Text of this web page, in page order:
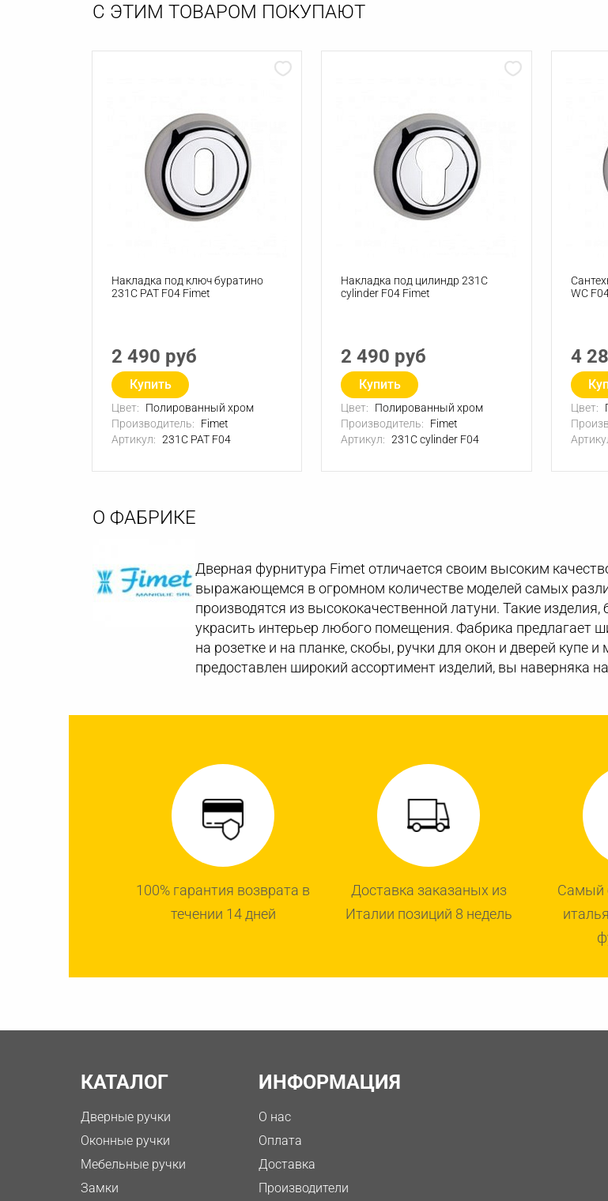
С ЭТИМ ТОВАРОМ ПОКУПАЮТ
Накладка под ключ буратино
231C PAT F04 Fimet
2 490 руб
Купить
Цвет:
Полированный хром
Производитель:
Fimet
Артикул: 231C PAT F04
Накладка под цилиндр 231C
cylinder F04 Fimet
2 490 руб
Купить
Цвет:
Полированный хром
Производитель:
Fimet
Артикул: 231C cylinder F04
WC
4
Цвет:
О ФАБРИКЕ
Дверная фурнитура Fimet отличается своим высоким
выражающемся в огромном количестве моделей самых
производятся из высококачественной латуни. Такие
украсить интерьер любого помещения. Фабрика предлагает
на розетке и на планке, скобы, ручки для окон и дверей купе
предоставлен широкий ассортимент изделий, вы наверняка
100% гарантия возврата в
течении 14 дней
Доставка заказаных из
Италии позиций 8 недель
Самый
КАТАЛОГ
Дверные ручки
Оконные ручки
Мебельные ручки
Замки
ИНФОРМАЦИЯ
О нас
Оплата
Доставка
Производители